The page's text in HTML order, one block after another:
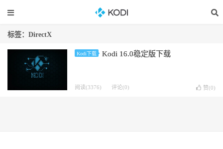
标签：DirectX
Kodi下载 Kodi 16.0稳定版下载
阅读(3376) 评论(0) 赞(0)